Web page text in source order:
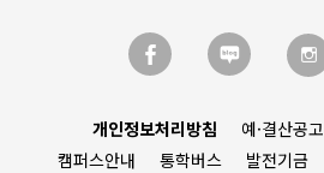
개인정보처리방침 예·결산공고
캠퍼스안내
통학버스 발전기금